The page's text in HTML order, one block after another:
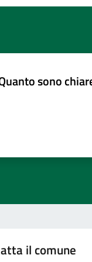
sono
il comune